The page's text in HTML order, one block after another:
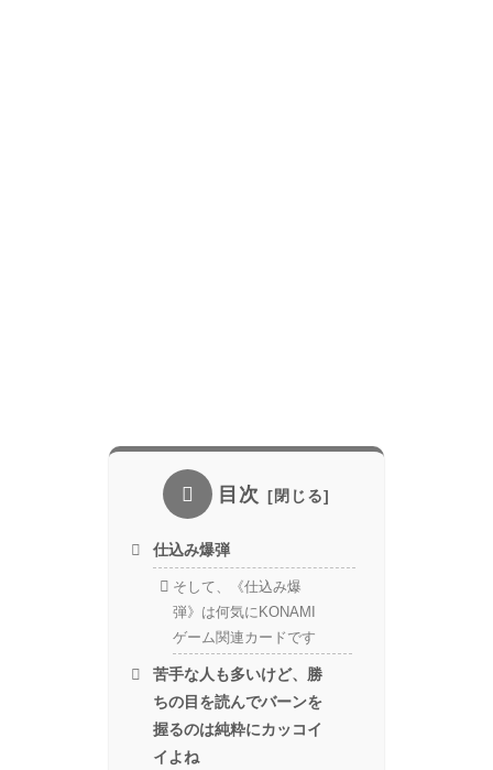
目次
仕込み爆弾
そして、《仕込み爆
弾》は何気にKONAMI
ゲーム関連カードです
苦手な人も多いけど、勝
ちの目を読んでバーンを
握るのは純粋にカッコイ
イよね